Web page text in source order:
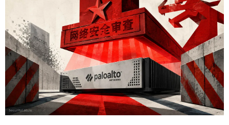
en marketplaces y mandó spam
a todos tus contactos
13:36 / 07.08.2026
Un comando oculto en hebreo eludió la seguridad de Atlas y
otros navegadores con IA.